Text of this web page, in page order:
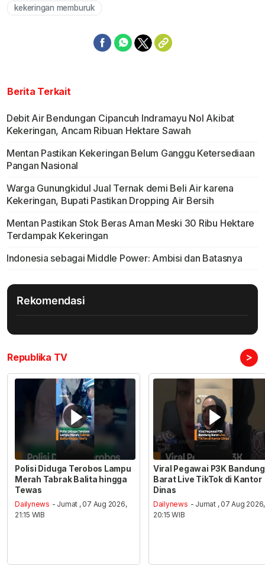
kekeringan memburuk
Berita Terkait
Debit Air Bendungan Cipancuh Indramayu Nol Akibat
Kekeringan, Ancam Ribuan Hektare Sawah
Mentan Pastikan Kekeringan Belum Ganggu Ketersediaan
Pangan Nasional
Warga Gunungkidul Jual Ternak demi Beli Air karena
Kekeringan, Bupati Pastikan Dropping Air Bersih
Mentan Pastikan Stok Beras Aman Meski 30 Ribu Hektare
Terdampak Kekeringan
Indonesia sebagai Middle Power: Ambisi dan Batasnya
Rekomendasi
Republika TV >
Polisi Diduga Terobos Lampu
Merah Tabrak Balita hingga
Tewas
Dailynews - Jumat , 07 Aug 2026,
21:15 WIB
Viral Pegawai P3K Bandung
Barat Live TikTok di Kantor
Dinas
Dailynews - Jumat , 07 Aug 2026,
20:15 WIB